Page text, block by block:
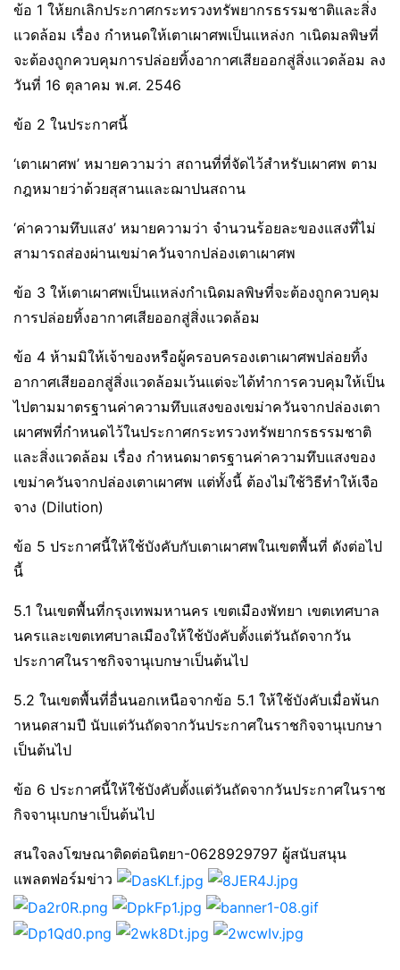
ข้อ 1 ให้ยกเลิกประกาศกระทรวงทรัพยากรธรรมชาติและสิ่ง
แวดล้อม เรื่อง กำหนดให้เตาเผาศพเป็นแหล่งก าเนิดมลพิษที่
จะต้องถูกควบคุมการปล่อยทิ้งอากาศเสียออกสู่สิ่งแวดล้อม ลง
วันที่ 16 ตุลาคม พ.ศ. 2546
ข้อ 2 ในประกาศนี้
‘เตาเผาศพ’ หมายความว่า สถานที่ที่จัดไว้สำหรับเผาศพ ตาม
กฎหมายว่าด้วยสุสานและฌาปนสถาน
‘ค่าความทึบแสง’ หมายความว่า จำนวนร้อยละของแสงที่ไม่
สามารถส่องผ่านเขม่าควันจากปล่องเตาเผาศพ
ข้อ 3 ให้เตาเผาศพเป็นแหล่งกำเนิดมลพิษที่จะต้องถูกควบคุม
การปล่อยทิ้งอากาศเสียออกสู่สิ่งแวดล้อม
ข้อ 4 ห้ามมิให้เจ้าของหรือผู้ครอบครองเตาเผาศพปล่อยทิ้ง
อากาศเสียออกสู่สิ่งแวดล้อมเว้นแต่จะได้ทำการควบคุมให้เป็น
ไปตามมาตรฐานค่าความทึบแสงของเขม่าควันจากปล่องเตา
เผาศพที่กำหนดไว้ในประกาศกระทรวงทรัพยากรธรรมชาติ
และสิ่งแวดล้อม เรื่อง กำหนดมาตรฐานค่าความทึบแสงของ
เขม่าควันจากปล่องเตาเผาศพ แต่ทั้งนี้ ต้องไม่ใช้วิธีทำให้เจือ
จาง (Dilution)
ข้อ 5 ประกาศนี้ให้ใช้บังคับกับเตาเผาศพในเขตพื้นที่ ดังต่อไป
นี้
5.1 ในเขตพื้นที่กรุงเทพมหานคร เขตเมืองพัทยา เขตเทศบาล
นครและเขตเทศบาลเมืองให้ใช้บังคับตั้งแต่วันถัดจากวัน
ประกาศในราชกิจจานุเบกษาเป็นต้นไป
5.2 ในเขตพื้นที่อื่นนอกเหนือจากข้อ 5.1 ให้ใช้บังคับเมื่อพ้นก
าหนดสามปี นับแต่วันถัดจากวันประกาศในราชกิจจานุเบกษา
เป็นต้นไป
ข้อ 6 ประกาศนี้ให้ใช้บังคับตั้งแต่วันถัดจากวันประกาศในราช
กิจจานุเบกษาเป็นต้นไป
สนใจลงโฆษณาติดต่อนิตยา-0628929797 ผู้สนับสนุน
แพลตฟอร์มข่าว